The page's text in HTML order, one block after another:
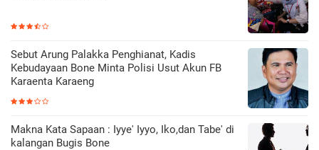
Sebut Arung Palakka Penghianat, Kadis
Kebudayaan Bone Minta Polisi Usut Akun FB
Karaenta Karaeng
Makna Kata Sapaan : Iyye' Iyyo, Iko,dan Tabe' di
kalangan Bugis Bone